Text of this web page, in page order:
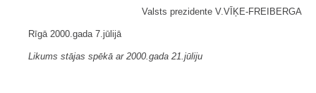
Valsts prezidente V.VĪĶE-FREIBERGA
Rīgā 2000.gada 7.jūlijā
Likums stājas spēkā ar 2000.gada 21.jūliju